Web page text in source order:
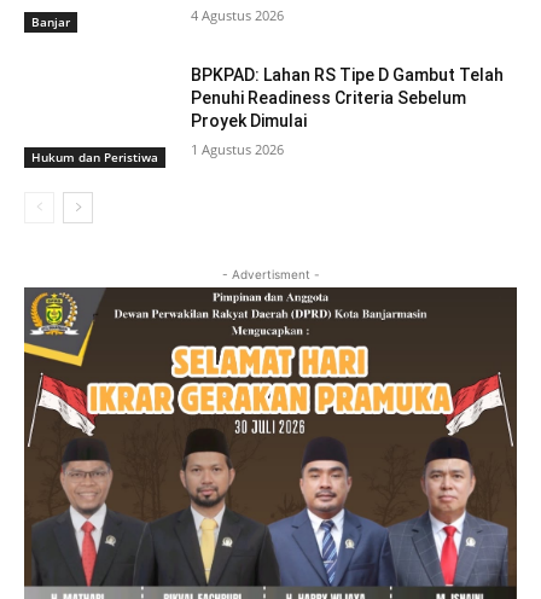
Banjar 4 Agustus 2026
Hukum dan Peristiwa
BPKPAD: Lahan RS Tipe D Gambut Telah
Penuhi Readiness Criteria Sebelum
Proyek Dimulai
1 Agustus 2026
- Advertisment -